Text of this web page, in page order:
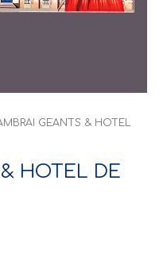
GEANTS & HOTEL
HOTEL DE